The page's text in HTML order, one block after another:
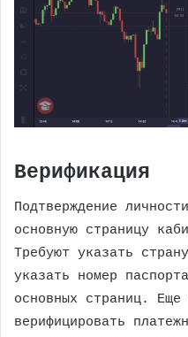
Верификация
Подтверждение
основную страницу
Требуют указать
указать номер
основных страниц. Еще
верифицировать